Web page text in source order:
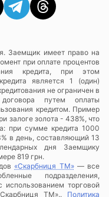
Заемщик имеет право на
при оплате процентов
кредита, при этом
является 1 (один)
не ограничен в
путем оплаты
кредитом. Пример
залоге золота - 438%, что
при сумме кредита 1000
в день, составляющий 13
дня Заемщику
819 грн.
«Скарбниця ТМ»— все
подразделения,
торговой
ТМ».. Политика